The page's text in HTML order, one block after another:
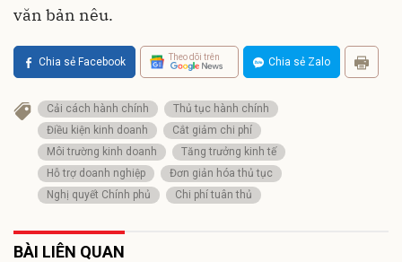
văn bản nêu.
Chia sẻ Facebook Theo dõi trên Chia sẻ Zalo
Cải cách hành chính
Thủ tục hành chính
Điều kiện kinh doanh
Cắt giảm chi phí
Môi trường kinh doanh
Tăng trưởng kinh tế
Hỗ trợ doanh nghiệp
Đơn giản hóa thủ tục
Nghị quyết Chính phủ
Chi phí tuân thủ
BÀI LIÊN QUAN